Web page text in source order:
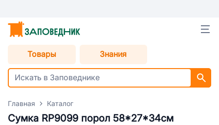
Товары Знания
Главная Каталог
Сумка RP9099 порол 58*27*34см